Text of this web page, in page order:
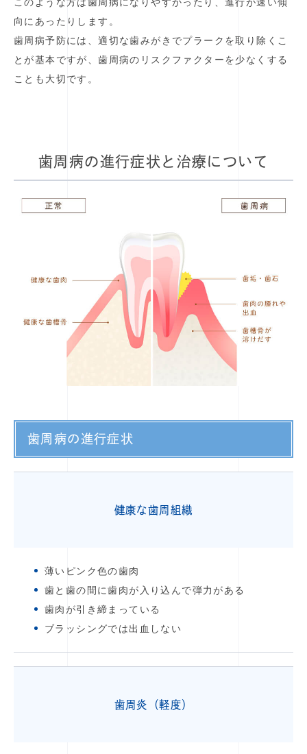
向にあったりします。
歯周病予防には、適切な歯みがきでプラークを取り除くこ
とが基本ですが、歯周病のリスクファクターを少なくする
ことも大切です。
歯周病の進行症状と治療について
歯周病の進行症状
健康な歯周組織
薄いピンク色の歯肉
歯と歯の間に歯肉が入り込んで弾力がある
歯肉が引き締まっている
ブラッシングでは出血しない
歯周炎（軽度）